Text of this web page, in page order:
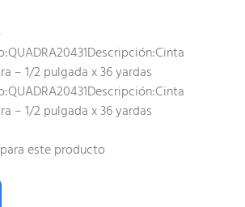
– 1/2 pulgada x 36 yardas
– 1/2 pulgada x 36 yardas
este producto